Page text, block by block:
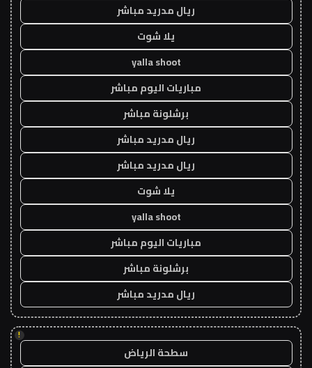
ريال مدريد مباشر
يلا شوت
yalla shoot
مباريات اليوم مباشر
برشلونة مباشر
ريال مدريد مباشر
ريال مدريد مباشر
يلا شوت
yalla shoot
مباريات اليوم مباشر
برشلونة مباشر
ريال مدريد مباشر
!
سطحة الرياض